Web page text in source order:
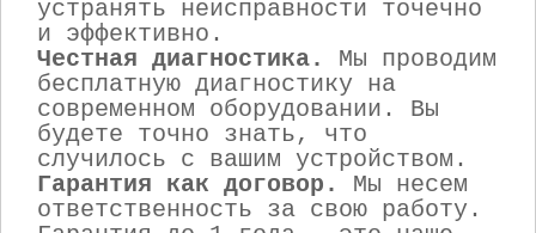
устранять неисправности точечно
и эффективно.
Честная диагностика.
Мы проводим
бесплатную диагностику на
современном оборудовании. Вы
будете точно знать, что
случилось с вашим устройством.
Гарантия как договор.
Мы несем
ответственность за свою работу.